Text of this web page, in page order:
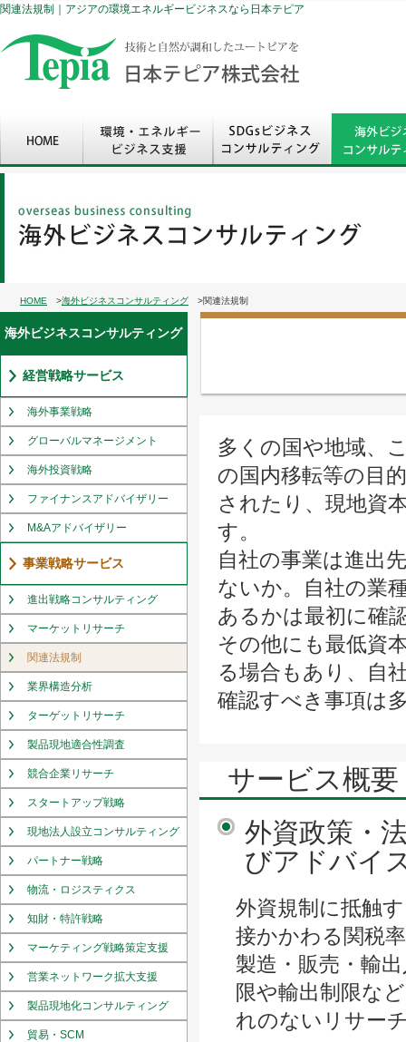
関連法規制｜アジアの環境エネルギービジネスなら日本テピア
HOME >海外ビジネスコンサルティング >関連法規制
多くの国や地域、
の国内移転等の目
されたり、現地資
す。
自社の事業は進出
ないか。自社の業
あるかは最初に確
その他にも最低資
る場合もあり、自
確認すべき事項は
サービス概要
外資政策・
びアドバイ
外資規制に抵触
接かかわる関税
製造・販売・輸
限や輸出制限な
れのないリサー
海外ビジネスコンサルティング
経営戦略サービス
海外事業戦略
グローバルマネージメント
海外投資戦略
ファイナンスアドバイザリー
M&Aアドバイザリー
事業戦略サービス
進出戦略コンサルティング
マーケットリサーチ
関連法規制
業界構造分析
ターゲットリサーチ
製品現地適合性調査
競合企業リサーチ
スタートアップ戦略
現地法人設立コンサルティング
パートナー戦略
物流・ロジスティクス
知財・特許戦略
マーケティング戦略策定支援
営業ネットワーク拡大支援
製品現地化コンサルティング
貿易・SCM